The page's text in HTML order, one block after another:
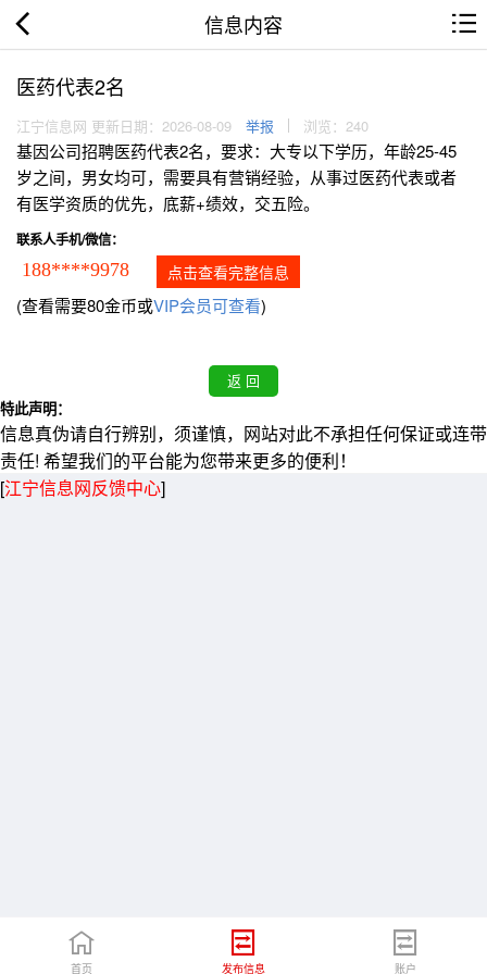
信息内容
医药代表2名
江宁信息网 更新日期：2026-08-09 举报 浏览：240
基因公司招聘医药代表2名，要求：大专以下学历，年龄25-45
岁之间，男女均可，需要具有营销经验，从事过医药代表或者
有医学资质的优先，底薪+绩效，交五险。
联系人手机/微信：
188****9978 点击查看完整信息
(查看需要80金币或VIP会员可查看)
特此声明：
信息真伪请自行辨别，须谨慎，网站对此不承担任何保证或连带
责任! 希望我们的平台能为您带来更多的便利！
[江宁信息网反馈中心]
首页 发布信息 账户